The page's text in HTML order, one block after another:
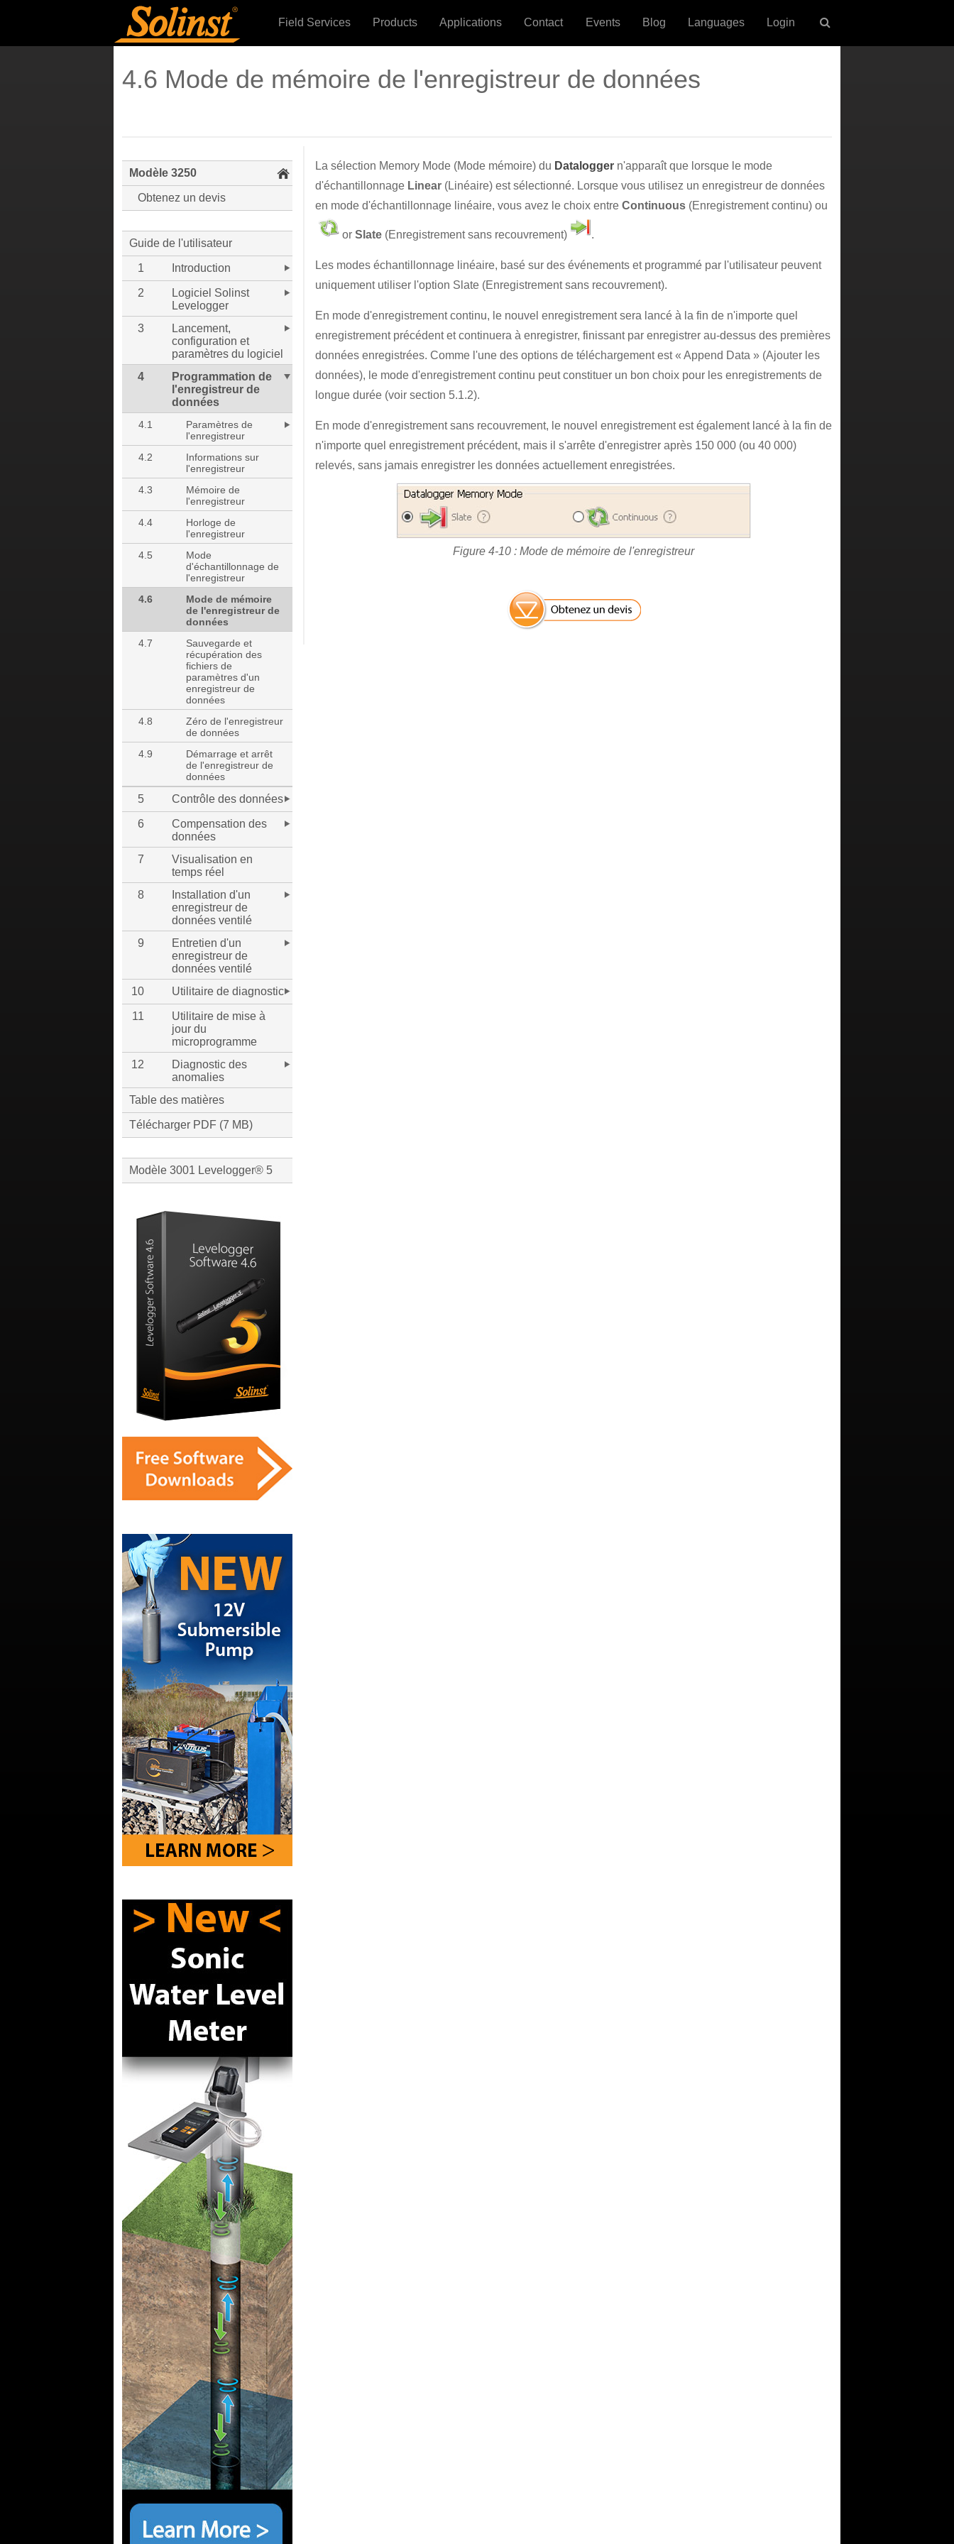
Field Services Products Applications Contact Events Blog Languages Login
4.6 Mode de mémoire de l'enregistreur de données
La sélection Memory Mode (Mode mémoire) du Datalogger n'apparaît que lorsque le mode
d'échantillonnage Linear (Linéaire) est sélectionné. Lorsque vous utilisez un enregistreur de données
en mode d'échantillonnage linéaire, vous avez le choix entre Continuous (Enregistrement continu) ou
or Slate (Enregistrement sans recouvrement) .
Les modes échantillonnage linéaire, basé sur des événements et programmé par l'utilisateur peuvent
uniquement utiliser l'option Slate (Enregistrement sans recouvrement).
En mode d'enregistrement continu, le nouvel enregistrement sera lancé à la fin de n'importe quel
enregistrement précédent et continuera à enregistrer, finissant par enregistrer au-dessus des premières
données enregistrées. Comme l'une des options de téléchargement est « Append Data » (Ajouter les
données), le mode d'enregistrement continu peut constituer un bon choix pour les enregistrements de
longue durée (voir section 5.1.2).
En mode d'enregistrement sans recouvrement, le nouvel enregistrement est également lancé à la fin de
n'importe quel enregistrement précédent, mais il s'arrête d'enregistrer après 150 000 (ou 40 000)
relevés, sans jamais enregistrer les données actuellement enregistrées.
Figure 4-10 : Mode de mémoire de l'enregistreur
Modèle 3250
Obtenez un devis
Guide de l'utilisateur
1 Introduction
2
Logiciel Solinst
Levelogger
3
Lancement,
configuration et
paramètres du logiciel
4
Programmation de
l'enregistreur de
données
4.1
Paramètres de
l'enregistreur
4.2
Informations sur
l'enregistreur
4.3
Mémoire de
l'enregistreur
4.4
Horloge de
l'enregistreur
4.5
Mode
d'échantillonnage de
l'enregistreur
4.6
Mode de mémoire
de l'enregistreur de
données
4.7
Sauvegarde et
récupération des
fichiers de
paramètres d'un
enregistreur de
données
4.8
Zéro de l'enregistreur
de données
4.9
Démarrage et arrêt
de l'enregistreur de
données
5 Contrôle des données
6
Compensation des
données
7
Visualisation en
temps réel
8
Installation d'un
enregistreur de
données ventilé
9
Entretien d'un
enregistreur de
données ventilé
10
Utilitaire de diagnostic
11
Utilitaire de mise à
jour du
microprogramme
12
Diagnostic des
anomalies
Table des matières
Télécharger PDF (7 MB)
Modèle 3001 Levelogger® 5